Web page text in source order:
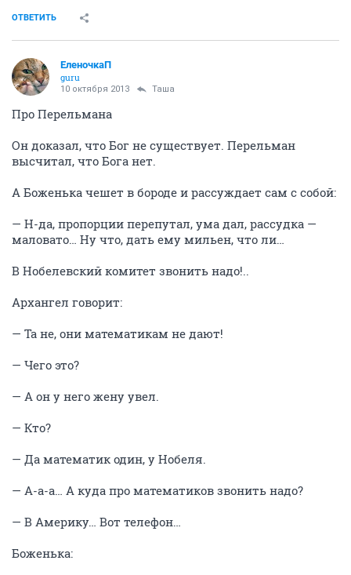
ОТВЕТИТЬ
ЕленочкаП
guru
10 октября 2013 Таша
Про Перельмана
Он доказал, что Бог не существует. Перельман
высчитал, что Бога нет.
А Боженька чешет в бороде и рассуждает сам с собой:
— Н-да, пропорции перепутал, ума дал, рассудка —
маловато… Ну что, дать ему мильен, что ли…
В Нобелевский комитет звонить надо!..
Архангел говорит:
— Та не, они математикам не дают!
— Чего это?
— А он у него жену увел.
— Кто?
— Да математик один, у Нобеля.
— А-а-а… А куда про математиков звонить надо?
— В Америку… Вот телефон…
Боженька: